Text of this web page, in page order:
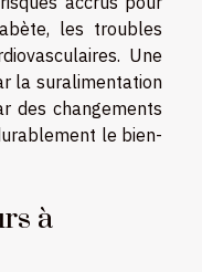
les troubles
Une
la suralimentation
des changements
le bien-
à